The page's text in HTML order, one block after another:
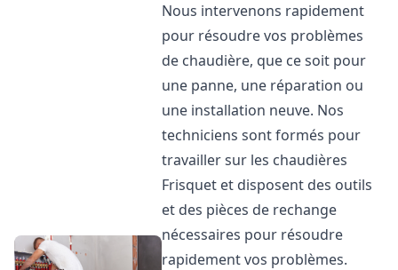
Nous intervenons rapidement
pour résoudre vos problèmes
de chaudière, que ce soit pour
une panne, une réparation ou
une installation neuve. Nos
techniciens sont formés pour
travailler sur les chaudières
Frisquet et disposent des outils
et des pièces de rechange
nécessaires pour résoudre
rapidement vos problèmes.